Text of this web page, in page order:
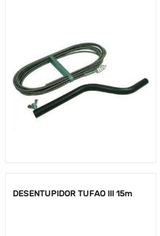
DESENTUPIDOR TUFAO III 15m